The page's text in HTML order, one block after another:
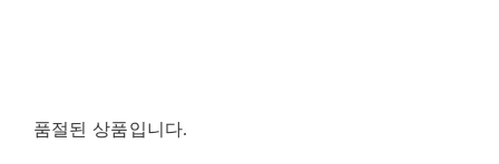
품절된 상품입니다.